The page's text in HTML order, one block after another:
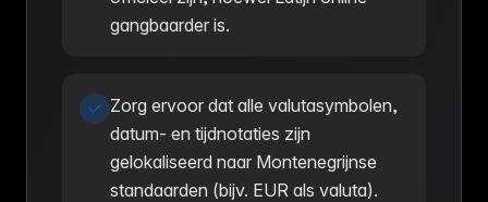
gangbaarder is.
Zorg ervoor dat alle valutasymbolen,
datum- en tijdnotaties zijn
gelokaliseerd naar Montenegrijnse
standaarden (bijv. EUR als valuta).